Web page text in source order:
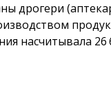
дрогери
насчитывала 26